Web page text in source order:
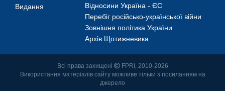
Видання
Відносини Україна - ЄС
Перебіг російсько-української війни
Зовнішня політика України
Архів Щотижневика
Всі права захищені
FPRI, 2010-2026
Використання матеріалів сайту можливе тільки з посиланням на
джерело